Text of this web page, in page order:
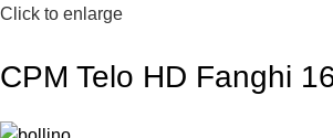
Click to enlarge
CPM Telo HD Fanghi